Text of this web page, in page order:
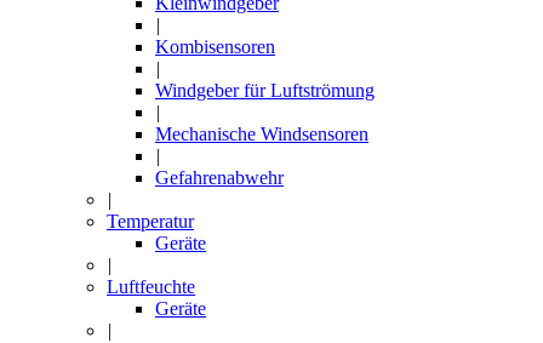
|
Kombisensoren
|
Windgeber für Luftströmung
|
Mechanische Windsensoren
|
Gefahrenabwehr
|
Temperatur
Geräte
|
Luftfeuchte
Geräte
|